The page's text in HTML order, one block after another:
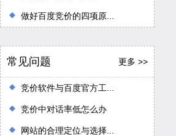
做好百度竞价的四项原...
常见问题 更多 >>
竞价软件与百度官方工...
竞价中对话率低怎么办
网站的合理定位与选择...